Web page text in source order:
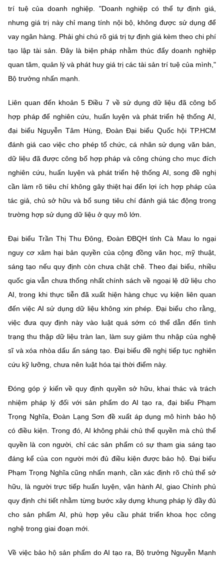
trí tuệ của doanh nghiệp. "Doanh nghiệp có thể tự định giá,
nhưng giá trị này chỉ mang tính nội bộ, không được sử dụng để
vay ngân hàng. Phải ghi chú rõ giá trị tự định giá kèm theo chi phí
tạo lập tài sản. Đây là biện pháp nhằm thúc đẩy doanh nghiệp
quan tâm, quản lý và phát huy giá trị các tài sản trí tuệ của mình,"
Bộ trưởng nhấn mạnh.
Liên quan đến khoản 5 Điều 7 về sử dụng dữ liệu đã công bố
hợp pháp để nghiên cứu, huấn luyện và phát triển hệ thống AI,
đại biểu Nguyễn Tâm Hùng, Đoàn Đại biểu Quốc hội TP.HCM
đánh giá cao việc cho phép tổ chức, cá nhân sử dụng văn bản,
dữ liệu đã được công bố hợp pháp và công chúng cho mục đích
nghiên cứu, huấn luyện và phát triển hệ thống AI, song đề nghị
cần làm rõ tiêu chí không gây thiệt hại đến lợi ích hợp pháp của
tác giả, chủ sở hữu và bổ sung tiêu chí đánh giá tác động trong
trường hợp sử dụng dữ liệu ở quy mô lớn.
Đại biểu Trần Thị Thu Đông, Đoàn ĐBQH tỉnh Cà Mau lo ngại
nguy cơ xâm hại bản quyền của cộng đồng văn học, mỹ thuật,
sáng tạo nếu quy định còn chưa chặt chẽ. Theo đại biểu, nhiều
quốc gia vẫn chưa thống nhất chính sách về ngoại lệ dữ liệu cho
AI, trong khi thực tiễn đã xuất hiện hàng chục vụ kiện liên quan
đến việc AI sử dụng dữ liệu không xin phép. Đại biểu cho rằng,
việc đưa quy định này vào luật quá sớm có thể dẫn đến tình
trạng thu thập dữ liệu tràn lan, làm suy giảm thu nhập của nghệ
sĩ và xóa nhòa dấu ấn sáng tạo. Đại biểu đề nghị tiếp tục nghiên
cứu kỹ lưỡng, chưa nên luật hóa tại thời điểm này.
Đóng góp ý kiến về quy định quyền sở hữu, khai thác và trách
nhiệm pháp lý đối với sản phẩm do AI tạo ra, đại biểu Phạm
Trọng Nghĩa, Đoàn Lạng Sơn đề xuất áp dụng mô hình bảo hộ
có điều kiện. Trong đó, AI không phải chủ thể quyền mà chủ thể
quyền là con người, chỉ các sản phẩm có sự tham gia sáng tạo
đáng kể của con người mới đủ điều kiện được bảo hộ. Đại biểu
Phạm Trọng Nghĩa cũng nhấn mạnh, cần xác định rõ chủ thể sở
hữu, là người trực tiếp huấn luyện, vận hành AI, giao Chính phủ
quy định chi tiết nhằm từng bước xây dựng khung pháp lý đầy đủ
cho sản phẩm AI, phù hợp yêu cầu phát triển khoa học công
nghệ trong giai đoạn mới.
Về việc bảo hộ sản phẩm do AI tạo ra, Bộ trưởng Nguyễn Mạnh